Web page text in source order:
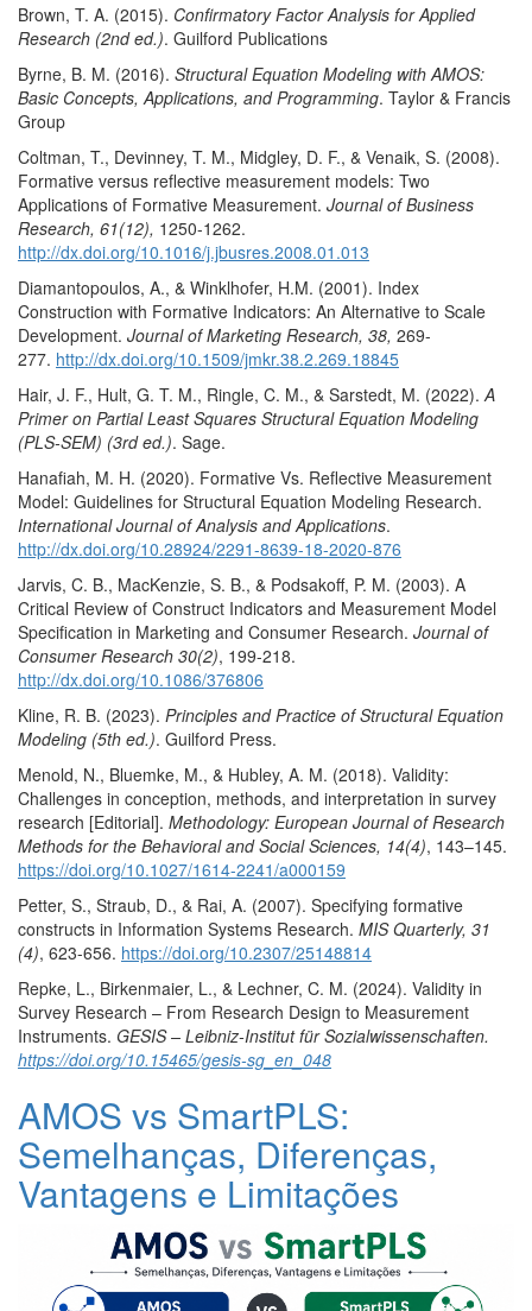
Brown, T. A. (2015). Confirmatory Factor Analysis for Applied
Research (2nd ed.). Guilford Publications
Byrne, B. M. (2016). Structural Equation Modeling with AMOS:
Basic Concepts, Applications, and Programming. Taylor & Francis
Group
Coltman, T., Devinney, T. M., Midgley, D. F., & Venaik, S. (2008).
Formative versus reflective measurement models: Two
Applications of Formative Measurement. Journal of Business
Research, 61(12), 1250-1262.
http://dx.doi.org/10.1016/j.jbusres.2008.01.013
Diamantopoulos, A., & Winklhofer, H.M. (2001). Index
Construction with Formative Indicators: An Alternative to Scale
Development. Journal of Marketing Research, 38, 269-
277. http://dx.doi.org/10.1509/jmkr.38.2.269.18845
Hair, J. F., Hult, G. T. M., Ringle, C. M., & Sarstedt, M. (2022). A
Primer on Partial Least Squares Structural Equation Modeling
(PLS-SEM) (3rd ed.). Sage.
Hanafiah, M. H. (2020). Formative Vs. Reflective Measurement
Model: Guidelines for Structural Equation Modeling Research.
International Journal of Analysis and Applications.
http://dx.doi.org/10.28924/2291-8639-18-2020-876
Jarvis, C. B., MacKenzie, S. B., & Podsakoff, P. M. (2003). A
Critical Review of Construct Indicators and Measurement Model
Specification in Marketing and Consumer Research. Journal of
Consumer Research 30(2), 199-218.
http://dx.doi.org/10.1086/376806
Kline, R. B. (2023). Principles and Practice of Structural Equation
Modeling (5th ed.). Guilford Press.
Menold, N., Bluemke, M., & Hubley, A. M. (2018). Validity:
Challenges in conception, methods, and interpretation in survey
research [Editorial]. Methodology: European Journal of Research
Methods for the Behavioral and Social Sciences, 14(4), 143–145.
https://doi.org/10.1027/1614-2241/a000159
Petter, S., Straub, D., & Rai, A. (2007). Specifying formative
constructs in Information Systems Research. MIS Quarterly, 31
(4), 623-656. https://doi.org/10.2307/25148814
Repke, L., Birkenmaier, L., & Lechner, C. M. (2024). Validity in
Survey Research – From Research Design to Measurement
Instruments. GESIS – Leibniz-Institut für Sozialwissenschaften.
https://doi.org/10.15465/gesis-sg_en_048
AMOS vs SmartPLS:
Semelhanças, Diferenças,
Vantagens e Limitações